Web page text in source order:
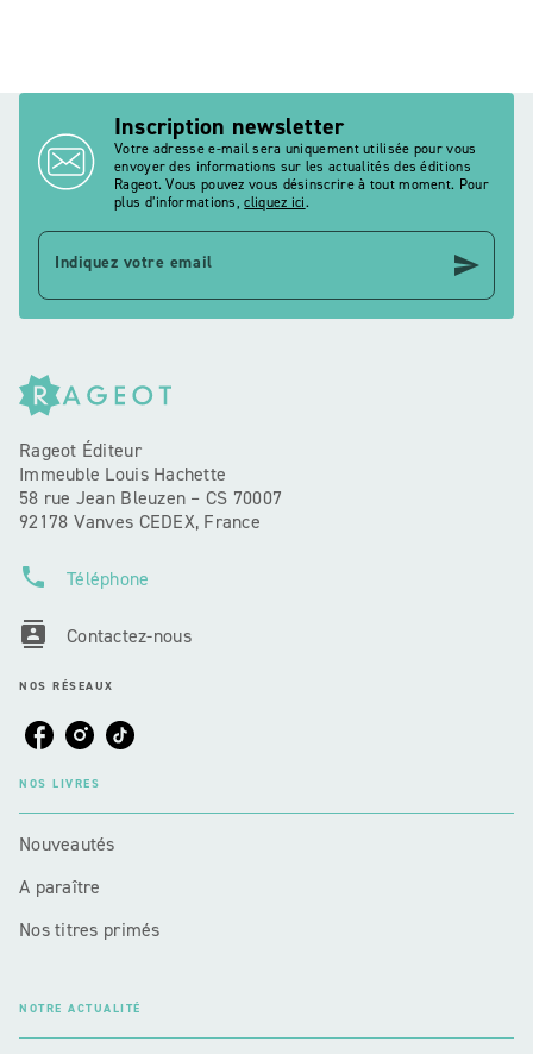
Inscription newsletter
Votre adresse e-mail sera uniquement utilisée pour vous
envoyer des informations sur les actualités des éditions
Rageot. Vous pouvez vous désinscrire à tout moment. Pour
plus d’informations,cliquez ici.
Indiquez votre email send
Rageot Éditeur
Immeuble Louis Hachette
58 rue Jean Bleuzen – CS 70007
92178 Vanves CEDEX, France
phone Téléphone
contacts Contactez-nous
NOS RÉSEAUX
NOS LIVRES
Nouveautés
A paraître
Nos titres primés
NOTRE ACTUALITÉ